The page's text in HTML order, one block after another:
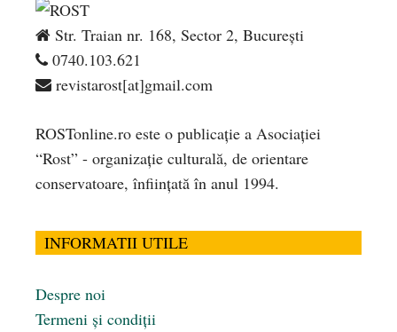
Str. Traian nr. 168, Sector 2, București
0740.103.621
revistarost[at]gmail.com
ROSTonline.ro este o publicaţie a Asociaţiei
“Rost” - organizaţie culturală, de orientare
conservatoare, înfiinţată în anul 1994.
INFORMATII UTILE
Despre noi
Termeni și condiții